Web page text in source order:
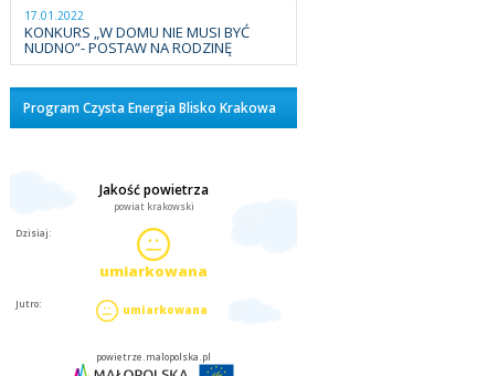
17.01.2022
KONKURS „W DOMU NIE MUSI BYĆ
NUDNO”- POSTAW NA RODZINĘ
Program Czysta Energia Blisko Krakowa